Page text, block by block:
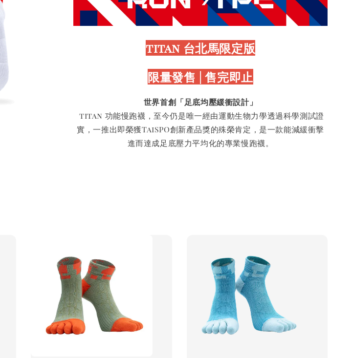
titan 台北馬限定版
限量發售 | 售完即止
世界首創「足底均壓緩衝設計」
titan 功能慢跑襪，至今仍是唯一經由運動生物力學透過科學測試證
實，一推出即榮獲TaiSPO創新產品獎的殊榮肯定，是一款能減緩衝擊
進而達成足底壓力平均化的專業慢跑襪。